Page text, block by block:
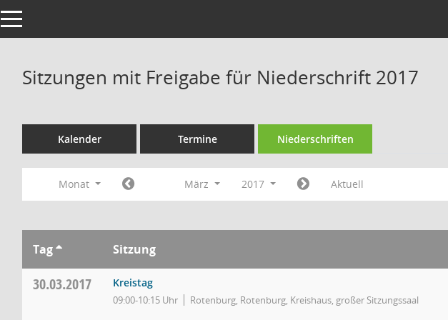
Toggle navigation
Sitzungen mit Freigabe für Niederschrift 2017
Kalender Termine Niederschriften
Monat März 2017 Aktuell
Tag Sitzung
30.03.2017 Kreistag
09:00-10:15 Uhr Rotenburg, Rotenburg, Kreishaus, großer Sitzungssaal